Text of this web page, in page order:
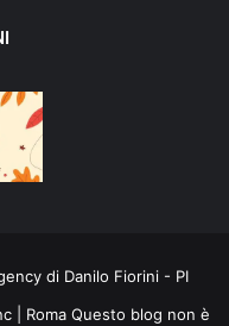
di Danilo Fiorini - PI
| Roma Questo blog non è